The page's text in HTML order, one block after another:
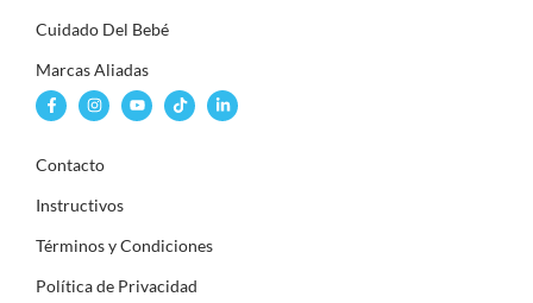
Cuidado Del Bebé
Marcas Aliadas
Contacto
Instructivos
Términos y Condiciones
Política de Privacidad